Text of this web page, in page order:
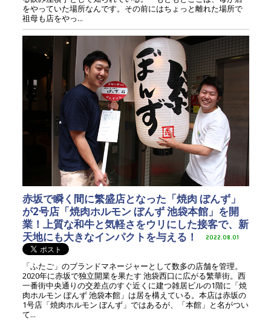
をやっていた場所なんです。その前にはちょっと離れた場所で
祖母も店をやっ...
赤坂で瞬く間に繁盛店となった「焼肉 ぼんず」
が2号店「焼肉ホルモン ぼんず 池袋本館」を開
業！上質な和牛と気軽さをウリにした接客で、新
天地にも大きなインパクトを与える！
2022.08.01
「ふたご」のブランドマネージャーとして数多の店舗を管理。
2020年に赤坂で独立開業を果たす 池袋西口に広がる繁華街。西
一番街中央通りの交差点のすぐ近くに建つ雑居ビルの1階に「焼
肉ホルモン ぼんず 池袋本館」は居を構えている。本店は赤坂の
1号店「焼肉ホルモン ぼんず」ではあるが、「本館」と名がつい
て...